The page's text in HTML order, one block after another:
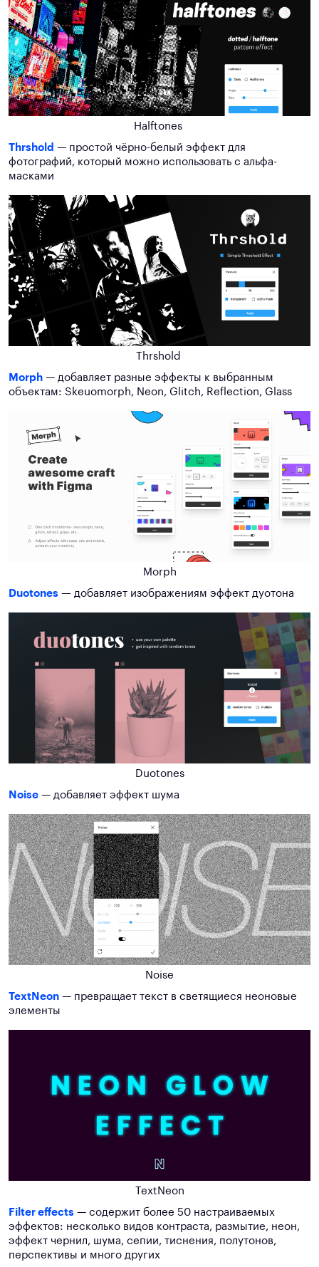
Halftones
Thrshold — простой чёрно-белый эффект для
фотографий, который можно использовать с альфа-
масками
Thrshold
Morph — добавляет разные эффекты к выбранным
объектам: Skeuomorph, Neon, Glitch, Reflection, Glass
Morph
Duotones — добавляет изображениям эффект дуотона
Duotones
Noise — добавляет эффект шума
Noise
TextNeon — превращает текст в светящиеся неоновые
элементы
TextNeon
Filter effects — содержит более 50 настраиваемых
эффектов: несколько видов контраста, размытие, неон,
эффект чернил, шума, сепии, тиснения, полутонов,
перспективы и много других